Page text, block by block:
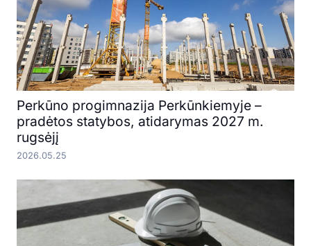
Perkūno progimnazija Perkūnkiemyje –
pradėtos statybos, atidarymas 2027 m.
rugsėjį
2026.05.25